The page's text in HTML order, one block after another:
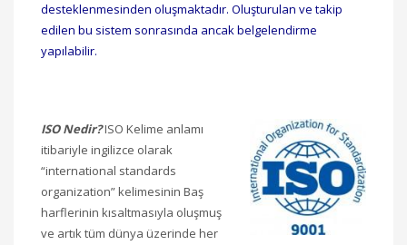
desteklenmesinden oluşmaktadır. Oluşturulan ve takip
edilen bu sistem sonrasında ancak belgelendirme
yapılabilir.
ISO Nedir?ISO Kelime anlamı
itibariyle ingilizce olarak
“international standards
organization” kelimesinin Baş
harflerinin kısaltmasıyla oluşmuş
ve artık tüm dünya üzerinde her